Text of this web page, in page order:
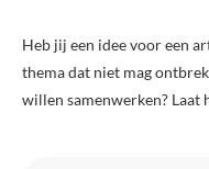
Heb jij een idee voor een
thema dat niet mag
willen samenwerken? Laat